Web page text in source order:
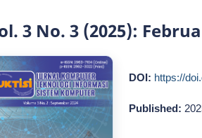
3 No. 3 (2025):
DOI: https://
Published: